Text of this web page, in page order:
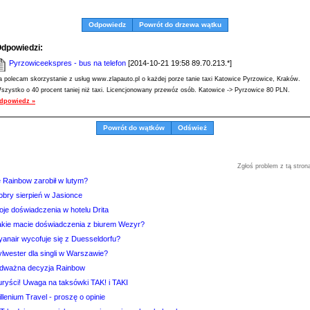
Odpowiedz Powrót do drzewa wątku
Pyrzowiceekspres - bus na telefon [2014-10-21 19:58 89.70.213.*]
polecam skorzystanie z usług www.zlapauto.pl o każdej porze tanie taxi Katowice Pyrzowice, Kraków.
o 40 procent taniej niż taxi. Licencjonowany przewóz osób. Katowice -> Pyrzowice 80 PLN.
»
Powrót do wątków Odśwież
Zgłoś problem z tą
Rainbow zarobił w lutym?
sierpień w Jasionce
doświadczenia w hotelu Drita
macie doświadczenia z biurem Wezyr?
wycofuje się z Duesseldorfu?
dla singli w Warszawie?
decyzja Rainbow
Uwaga na taksówki TAK! i TAKI
Travel - proszę o opinie